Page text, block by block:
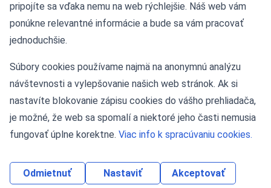
Námestie Slobody 11, 81106 Bratislava
Tel: +421-2-55424622
Mobil: 0908 036 873
pripojíte sa vďaka nemu na web rýchlejšie. Náš web vám
ponúkne relevantné informácie a bude sa vám pracovať
jednoduchšie.
Súbory cookies používame najmä na anonymnú analýzu
návštevnosti a vylepšovanie našich web stránok. Ak si
nastavíte blokovanie zápisu cookies do vášho prehliadača,
je možné, že web sa spomalí a niektoré jeho časti nemusia
fungovať úplne korektne. Viac info k spracúvaniu cookies.
Odmietnuť Nastaviť Akceptovať